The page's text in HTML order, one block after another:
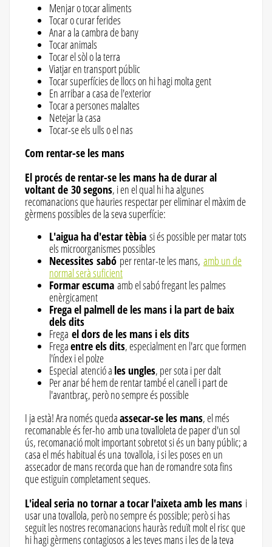
Menjar o tocar aliments
Tocar o curar ferides
Anar a la cambra de bany
Tocar animals
Tocar el sòl o la terra
Viatjar en transport públic
Tocar superfícies de llocs on hi hagi molta gent
En arribar a casa de l'exterior
Tocar a persones malaltes
Netejar la casa
Tocar-se els ulls o el nas
Com rentar-se les mans
El procés de rentar-se les mans ha de durar al
voltant de 30 segons, i en el qual hi ha algunes
recomanacions que hauries respectar per eliminar el màxim de
gèrmens possibles de la seva superfície:
L'aigua ha d'estar tèbia si és possible per matar tots
els microorganismes possibles
Necessites sabó per rentar-te les mans, amb un de
normal serà suficient
Formar escuma amb el sabó fregant les palmes
enèrgicament
Frega el palmell de les mans i la part de baix
dels dits
Frega el dors de les mans i els dits
Fregaentre els dits, especialment en l'arc que formen
l'índex i el polze
Especial atenció a les ungles, per sota i per dalt
Per anar bé hem de rentar també el canell i part de
l'avantbraç, però no sempre és possible
I ja està! Ara només quedaassecar-se les mans, el més
recomanable és fer-ho amb una tovalloleta de paper d'un sol
ús, recomanació molt important sobretot si és un bany públic; a
casa el més habitual és una tovallola, i si les poses en un
assecador de mans recorda que han de romandre sota fins
que estiguin completament seques.
L'ideal seria no tornar a tocar l'aixeta amb les mans i
usar una tovallola, però no sempre és possible; però si has
seguit les nostres recomanacions hauràs reduït molt el risc que
hi hagi gèrmens contagiosos a les teves mans i les de la teva